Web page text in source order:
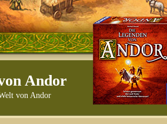
Andor
von Andor